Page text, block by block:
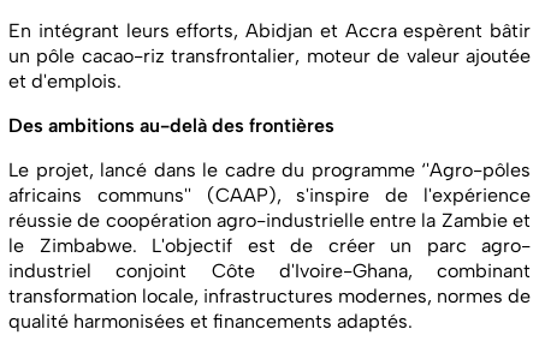
En intégrant leurs efforts, Abidjan et Accra espèrent bâtir
un pôle cacao-riz transfrontalier, moteur de valeur ajoutée
et d'emplois.
Des ambitions au-delà des frontières
Le projet, lancé dans le cadre du programme ‘'Agro-pôles
africains communs'' (CAAP), s'inspire de l'expérience
réussie de coopération agro-industrielle entre la Zambie et
le Zimbabwe. L'objectif est de créer un parc agro-
industriel conjoint Côte d'Ivoire-Ghana, combinant
transformation locale, infrastructures modernes, normes de
qualité harmonisées et financements adaptés.